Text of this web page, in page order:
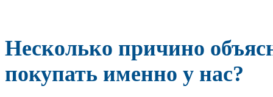
Несколько причино
покупать именно у нас?